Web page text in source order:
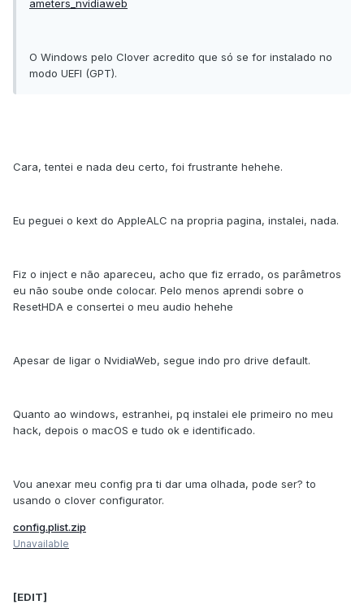
ameters_nvidiaweb
O Windows pelo Clover acredito que só se for instalado no
modo UEFI (GPT).
Cara, tentei e nada deu certo, foi frustrante hehehe.
Eu peguei o kext do AppleALC na propria pagina, instalei, nada.
Fiz o inject e não apareceu, acho que fiz errado, os parâmetros
eu não soube onde colocar. Pelo menos aprendi sobre o
ResetHDA e consertei o meu audio hehehe
Apesar de ligar o NvidiaWeb, segue indo pro drive default.
Quanto ao windows, estranhei, pq instalei ele primeiro no meu
hack, depois o macOS e tudo ok e identificado.
Vou anexar meu config pra ti dar uma olhada, pode ser? to
usando o clover configurator.
config.plist.zip
Unavailable
[EDIT]